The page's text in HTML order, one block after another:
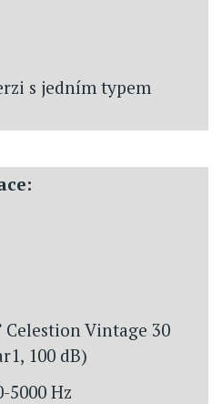
s jedním typem
Vintage 30
100 dB)
5000 Hz